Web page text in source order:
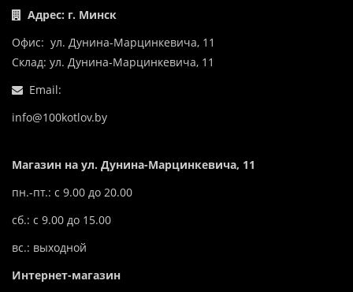
Адрес: г. Минск
Офис: ул. Дунина-Марцинкевича, 11
Склад: ул. Дунина-Марцинкевича, 11
Email:
info@100kotlov.by
Магазин на ул. Дунина-Марцинкевича, 11
пн.-пт.: с 9.00 до 20.00
сб.: с 9.00 до 15.00
вс.: выходной
Интернет-магазин